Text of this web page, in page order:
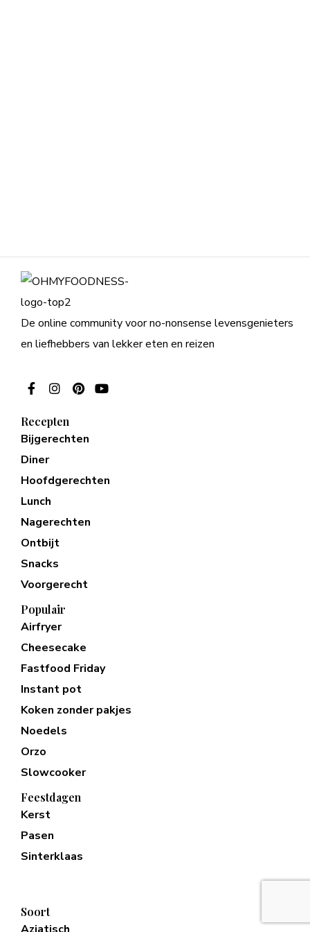
De online community voor no-nonsense levensgenieters
en liefhebbers van lekker eten en reizen
Recepten
Bijgerechten
Diner
Hoofdgerechten
Lunch
Nagerechten
Ontbijt
Snacks
Voorgerecht
Populair
Airfryer
Cheesecake
Fastfood Friday
Instant pot
Koken zonder pakjes
Noedels
Orzo
Slowcooker
Feestdagen
Kerst
Pasen
Sinterklaas
Soort